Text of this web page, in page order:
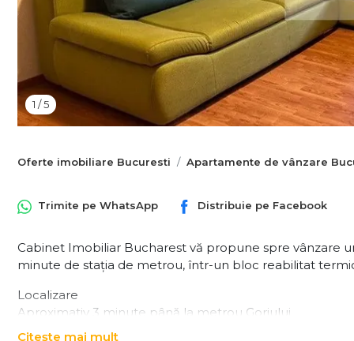
1 /5
Oferte imobiliare Bucuresti Apartamente de vânzare
Trimite pe WhatsApp Distribuie pe Facebook
Cabinet Imobiliar Bucharest vă propune spre vânzare
minute de stația de metrou, într-un bloc reabilitat
Localizare
Aproximativ 3 minute până la metrou Gorjului
Acces rapid către mijloace de transport,
Citește mai mult